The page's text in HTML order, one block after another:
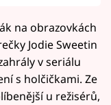
na obrazovkách
Jodie Sweetin
v seriálu
s holčičkami. Ze
u režisérů,